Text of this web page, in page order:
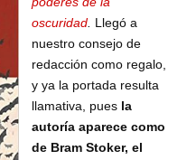
oscuridad Llegó a
nuestro consejo de
redacción como regalo,
y ya la portada resulta
llamativa, pues la
autoría aparece como
de Bram Stoker, el